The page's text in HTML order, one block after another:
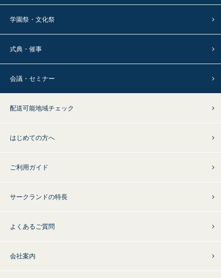
学園祭・文化祭
式典・催事
会議・セミナー
配送可能地域チェック
はじめての方へ
ご利用ガイド
サークランドの特長
よくあるご質問
会社案内